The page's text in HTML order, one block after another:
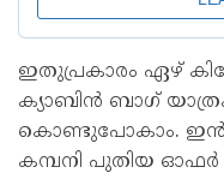
ഇതുപ്രകാരം ഏഴ്
ക്യാബിന്‍ ബാഗ്
കൊണ്ടുപോകാം.
കമ്പനി പുതിയ ഓഫര്‍